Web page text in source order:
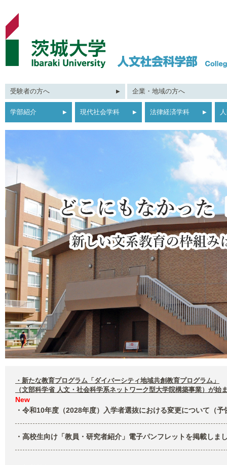
受験者の方へ 企業・地域の方へ
学部紹介 現代社会学科 法律経済学科
・新たな教育プログラム「ダイバーシティ地域共創教育プログラム」
（文部科学省 人文・社会科学系ネットワーク型大学院構築事業）が始
New
・令和10年度（2028年度）入学者選抜における変更について（予
・高校生向け「教員・研究者紹介」電子パンフレットを掲載しま